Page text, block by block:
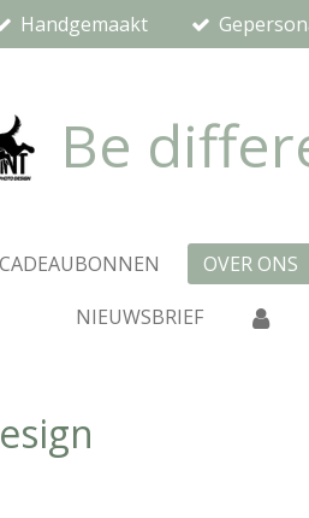
Handgemaakt
Be
CADEAUBONNEN OVER ONS
NIEUWSBRIEF